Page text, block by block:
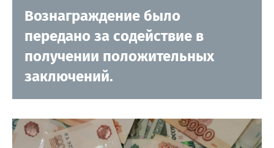
Вознаграждение было
передано за содействие в
получении положительных
заключений.